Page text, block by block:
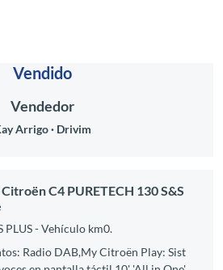
Vendido
Vendedor
Arrigo Drivim
C4 PURETECH 130 S&S
PLUS - Vehículo km0.
Radio DAB,My Citroën Play: Sist